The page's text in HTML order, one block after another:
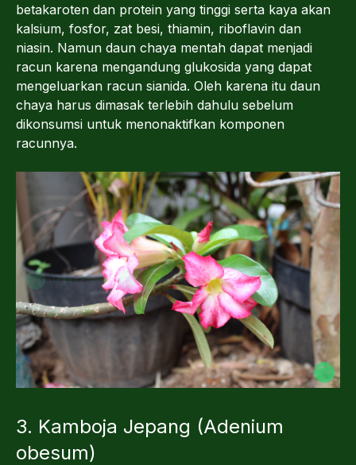
betakaroten dan protein yang tinggi serta kaya akan
kalsium, fosfor, zat besi, thiamin, riboflavin dan
niasin. Namun daun chaya mentah dapat menjadi
racun karena mengandung glukosida yang dapat
mengeluarkan racun sianida. Oleh karena itu daun
chaya harus dimasak terlebih dahulu sebelum
dikonsumsi untuk menonaktifkan komponen
racunnya.
3. Kamboja Jepang (Adenium
obesum)